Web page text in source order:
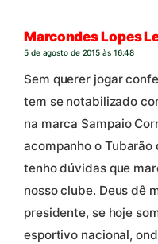
Marcondes Lopes
5 de agosto de 2015 às 16:48
Sem querer jogar
tem se notabilizado
na marca Sampaio
acompanho o
tenho dúvidas que
nosso clube. Deus dê
presidente, se hoje
esportivo nacional,